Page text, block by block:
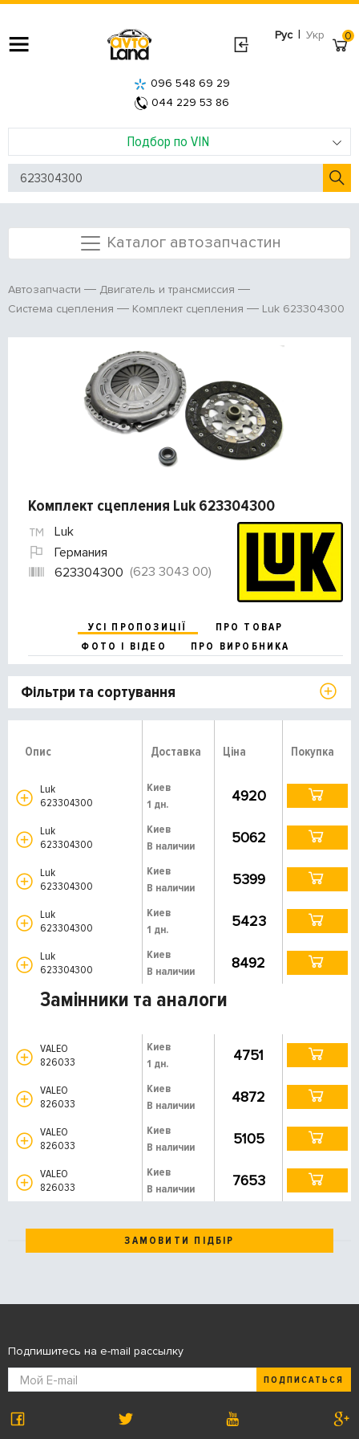
Рус | Укр
Подбор по VIN
096 548 69 29
044 229 53 86
0
Каталог автозапчастин
Автозапчасти
Двигатель и трансмиссия
Система сцепления
Комплект сцепления Luk 623304300
Комплект сцепления Luk 623304300
Luk
Германия
623304300 (623 3043 00)
УСІ ПРОПОЗИЦІЇ
ПРО ТОВАР
ФОТО І ВІДЕО
ПРО ВИРОБНИКА
Фільтри та сортування
Опис Доставка Ціна Покупка
Luk
623304300
Киев
1 дн.
4920
Luk
623304300
Киев
В наличии
5062
Luk
623304300
Киев
В наличии
5399
Luk
623304300
Киев
1 дн.
5423
Luk
623304300
Киев
В наличии
8492
Замінники та аналоги
VALEO
826033
Киев
1 дн.
4751
VALEO
826033
Киев
В наличии
4872
VALEO
826033
Киев
В наличии
5105
VALEO
826033
Киев
В наличии
7653
ЗАМОВИТИ ПІДБІР
Подпишитесь на e-mail рассылку
ПОДПИСАТЬСЯ